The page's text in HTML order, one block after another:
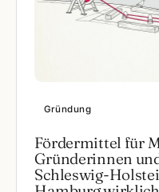
Gründung
Fördermittel für
Gründerinnen
Schleswig-